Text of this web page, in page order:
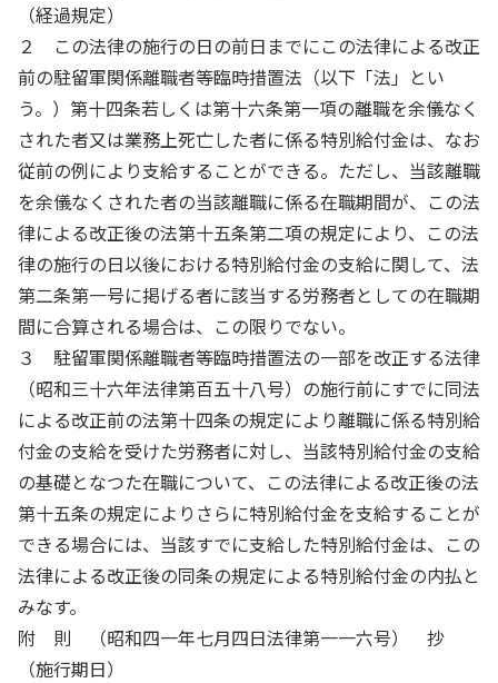
（経過規定）
２ この法律の施行の日の前日までにこの法律による改正
前の駐留軍関係離職者等臨時措置法（以下「法」とい
う。）第十四条若しくは第十六条第一項の離職を余儀なく
された者又は業務上死亡した者に係る特別給付金は、なお
従前の例により支給することができる。ただし、当該離職
を余儀なくされた者の当該離職に係る在職期間が、この法
律による改正後の法第十五条第二項の規定により、この法
律の施行の日以後における特別給付金の支給に関して、法
第二条第一号に掲げる者に該当する労務者としての在職期
間に合算される場合は、この限りでない。
３ 駐留軍関係離職者等臨時措置法の一部を改正する法律
（昭和三十六年法律第百五十八号）の施行前にすでに同法
による改正前の法第十四条の規定により離職に係る特別給
付金の支給を受けた労務者に対し、当該特別給付金の支給
の基礎となつた在職について、この法律による改正後の法
第十五条の規定によりさらに特別給付金を支給することが
できる場合には、当該すでに支給した特別給付金は、この
法律による改正後の同条の規定による特別給付金の内払と
みなす。
附 則 （昭和四一年七月四日法律第一一六号） 抄
（施行期日）